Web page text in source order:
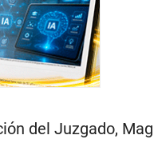
del Juzgado,